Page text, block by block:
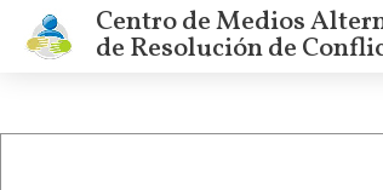
Centro de Medios
de Resolución de